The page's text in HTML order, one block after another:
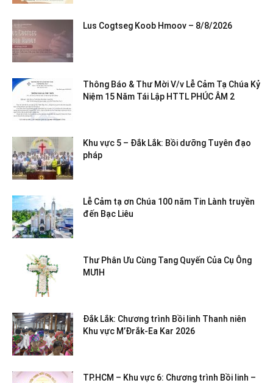
Lus Cogtseg Koob Hmoov – 8/8/2026
Thông Báo & Thư Mời V/v Lễ Cảm Tạ Chúa Kỷ
Niệm 15 Năm Tái Lập HTTL PHÚC ÂM 2
Khu vực 5 – Đắk Lắk: Bồi dưỡng Tuyên đạo
pháp
Lễ Cảm tạ ơn Chúa 100 năm Tin Lành truyền
đến Bạc Liêu
Thư Phân Ưu Cùng Tang Quyến Của Cụ Ông
MƯIH
Đắk Lắk: Chương trình Bồi linh Thanh niên
Khu vực M’Đrắk-Ea Kar 2026
TP.HCM – Khu vực 6: Chương trình Bồi linh –